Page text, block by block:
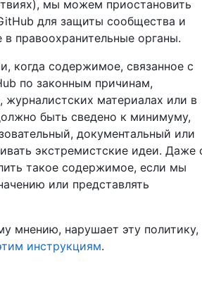
мы можем приостановить
для защиты сообщества и
правоохранительные органы.
когда содержимое, связанное с
по законным причинам,
журналистских материалах или в
быть сведено к минимуму,
документальный или
экстремистские идеи. Даже
такое содержимое, если мы
или представлять
мнению, нарушает эту политику,
инструкциям.